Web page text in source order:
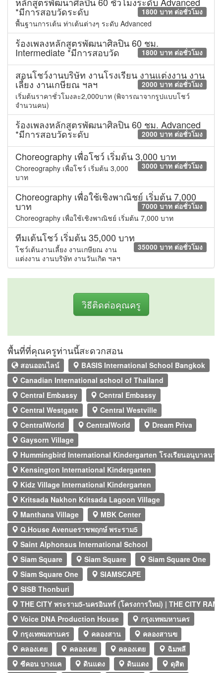
*มีการสอบวัดระดับ 1800 บาท ต่อชั่วโมง
พื้นฐานการเต้น ท่าเต้นต่างๆ ระดับ Advanced
ร้องเพลงหลักสูตรพัฒนาศิลปิน 60 ชม.
Intermediate *มีการสอบวัด 1800 บาท ต่อชั่วโมง
สอนโชว์งานบริษัท งานโรงเรียน งานแต่งงาน งาน
เลี้ยง งานเกษียณ ฯลฯ 2000 บาท ต่อชั่วโมง
เริ่มต้นราคาชั่วโมงละ2,000บาท (พิจารณาจากรูปแบบโชว์
จำนวนคน)
ร้องเพลงหลักสูตรพัฒนาศิลปิน 60 ชม. Advanced
*มีการสอบวัดระดับ 2000 บาท ต่อชั่วโมง
Choreography เพื่อโชว์ เริ่มต้น 3,000 บาท
3000 บาท ต่อชั่วโมง
Choreography เพื่อโชว์ เริ่มต้น 3,000
บาท
Choreography เพื่อใช้เชิงพาณิชย์ เริ่มต้น 7,000
บาท 7000 บาท ต่อชั่วโมง
Choreography เพื่อใช้เชิงพาณิชย์ เริ่มต้น 7,000 บาท
ทีมเต้นโชว์ เริ่มต้น 35,000 บาท
35000 บาท ต่อชั่วโมง
โชว์เต้นงานเลี้ยง งานเกษียณ งาน
แต่งงาน งานบริษัท งานวันเกิด ฯลฯ
วิธีติดต่อคุณครู
พื้นที่ที่คุณครูท่านนี้สะดวกสอน
สอนออนไลน์
BASIS International School Bangkok
Canadian International school of Thailand
Central Embassy
Central Embassy
Central Westgate
Central Westville
CentralWorld
CentralWorld
Dream Priva
Gaysorn Village
Hummingbird International Kindergarten โรงเรียนอนุบาลนา
Kensington International Kindergarten
Kidz Village International Kindergarten
Kritsada Nakhon Kritsada Lagoon Village
Manthana Village
MBK Center
Q.House Avenueราชพฤกษ์ พระราม5
Saint Alphonsus International School
Siam Square
Siam Square
Siam Square One
Siam Square One
SIAMSCAPE
SISB Thonburi
THE CITY พระราม5-นครอินทร์ (โครงการใหม่) | THE CITY
Voice DNA Production House
กรุงเทพมหานคร
กรุงเทพมหานคร
คลองสาน
คลองสานฃ
คลองเตย
คลองเตย คลองเตย
ฉิมพลี
ซีคอน บางแค
ดินแดง ดินแดง
ดุสิต